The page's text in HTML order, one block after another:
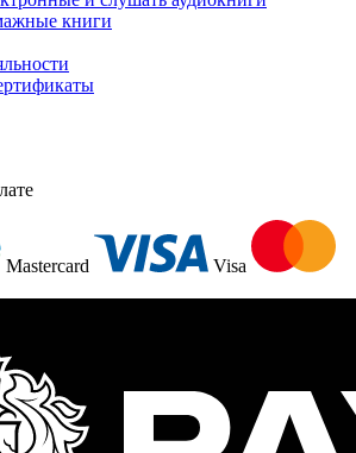
книги
Mastercard
Visa